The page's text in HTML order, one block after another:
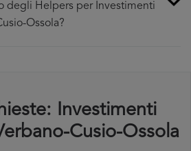
degli Helpers per Investimenti
Ossola?
Investimenti
Cusio-Ossola